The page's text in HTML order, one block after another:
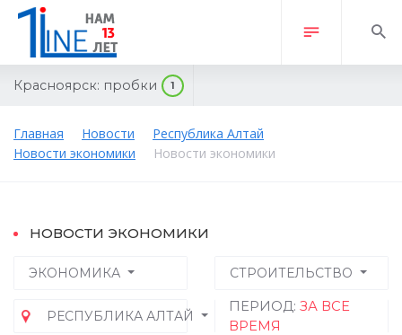
Красноярск: пробки 1
Главная Новости
Республика Алтай
Новости экономики
Новости экономики
НОВОСТИ ЭКОНОМИКИ
ЭКОНОМИКА СТРОИТЕЛЬСТВО
РЕСПУБЛИКА АЛТАЙ
ПЕРИОД: ЗА ВСЕ
ВРЕМЯ